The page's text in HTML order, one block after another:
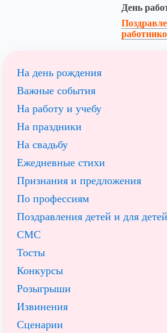
День
На день рождения
Важные события
На работу и учебу
На праздники
На свадьбу
Ежедневные стихи
Признания и предложения
По профессиям
Поздравления детей и для детей
СМС
Тосты
Конкурсы
Розыгрыши
Извинения
Сценарии